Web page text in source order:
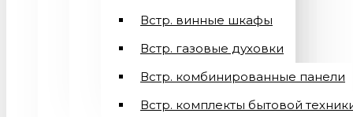
Встр. винные шкафы
Встр. газовые духовки
Встр. комбинированные панели
Встр. комплекты бытовой